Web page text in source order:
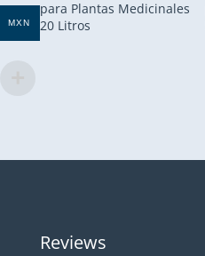
para Plantas Medicinales
20 Litros
Reviews
MXN